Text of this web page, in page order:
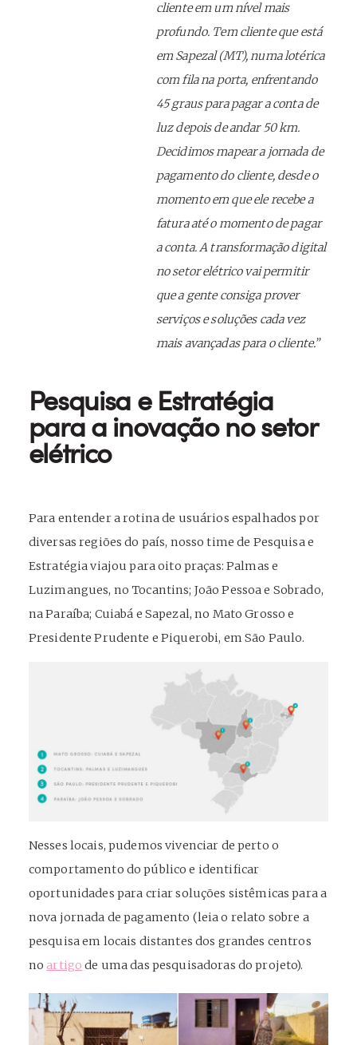
cliente em um nível mais
profundo. Tem cliente que está
em Sapezal (MT), numa lotérica
com fila na porta, enfrentando
45 graus para pagar a conta de
luz depois de andar 50 km.
Decidimos mapear a jornada de
pagamento do cliente, desde o
momento em que ele recebe a
fatura até o momento de pagar
a conta. A transformação digital
no setor elétrico vai permitir
que a gente consiga prover
serviços e soluções cada vez
mais avançadas para o cliente.”
Pesquisa e Estratégia
para a inovação no setor
elétrico
Para entender a rotina de usuários espalhados por
diversas regiões do país, nosso time de Pesquisa e
Estratégia viajou para oito praças: Palmas e
Luzimangues, no Tocantins; João Pessoa e Sobrado,
na Paraíba; Cuiabá e Sapezal, no Mato Grosso e
Presidente Prudente e Piquerobi, em São Paulo.
Nesses locais, pudemos vivenciar de perto o
comportamento do público e identificar
oportunidades para criar soluções sistêmicas para a
nova jornada de pagamento (leia o relato sobre a
pesquisa em locais distantes dos grandes centros
no artigo de uma das pesquisadoras do projeto).